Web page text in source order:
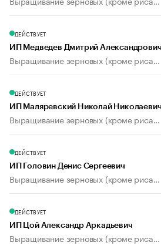
ДЕЙСТВУЕТ
ИП Медведев Дмитрий Александрович
Выращивание зерновых (кроме риса...
ДЕЙСТВУЕТ
ИП Маляревский Николай Николаевич
Выращивание зерновых (кроме риса...
ДЕЙСТВУЕТ
ИП Головин Денис Сергеевич
Выращивание зерновых (кроме риса...
ДЕЙСТВУЕТ
ИП Цой Александр Аркадьевич
Выращивание зерновых (кроме риса...